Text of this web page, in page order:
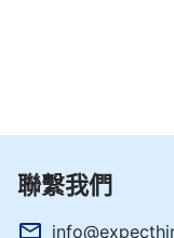
忍心看著我繼續
聯繫我們